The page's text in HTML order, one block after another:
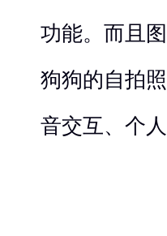
功能。而且
狗狗的自拍
音交互、个